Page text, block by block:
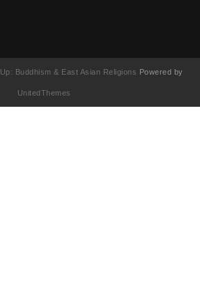
Buddhism & East Asian Religions Powered by
UnitedThemes